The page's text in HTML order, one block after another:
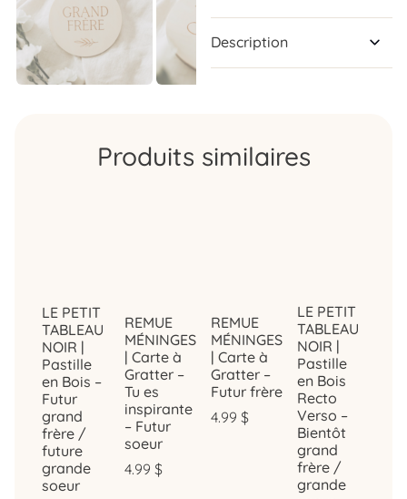
Description
Produits similaires
LE PETIT
TABLEAU
NOIR |
Pastille
en Bois –
Futur
grand
frère /
future
grande
soeur
REMUE
MÉNINGES
| Carte à
Gratter –
Tu es
inspirante
– Futur
soeur
4.99 $
REMUE
MÉNINGES
| Carte à
Gratter –
Futur frère
4.99 $
LE PETIT
TABLEAU
NOIR |
Pastille
en Bois
Recto
Verso –
Bientôt
grand
frère /
grande